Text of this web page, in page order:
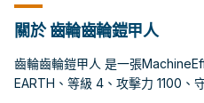
關於 齒輪齒輪鎧甲人
齒輪齒輪鎧甲人 是一張
EARTH、等級 4、攻擊力 1100、